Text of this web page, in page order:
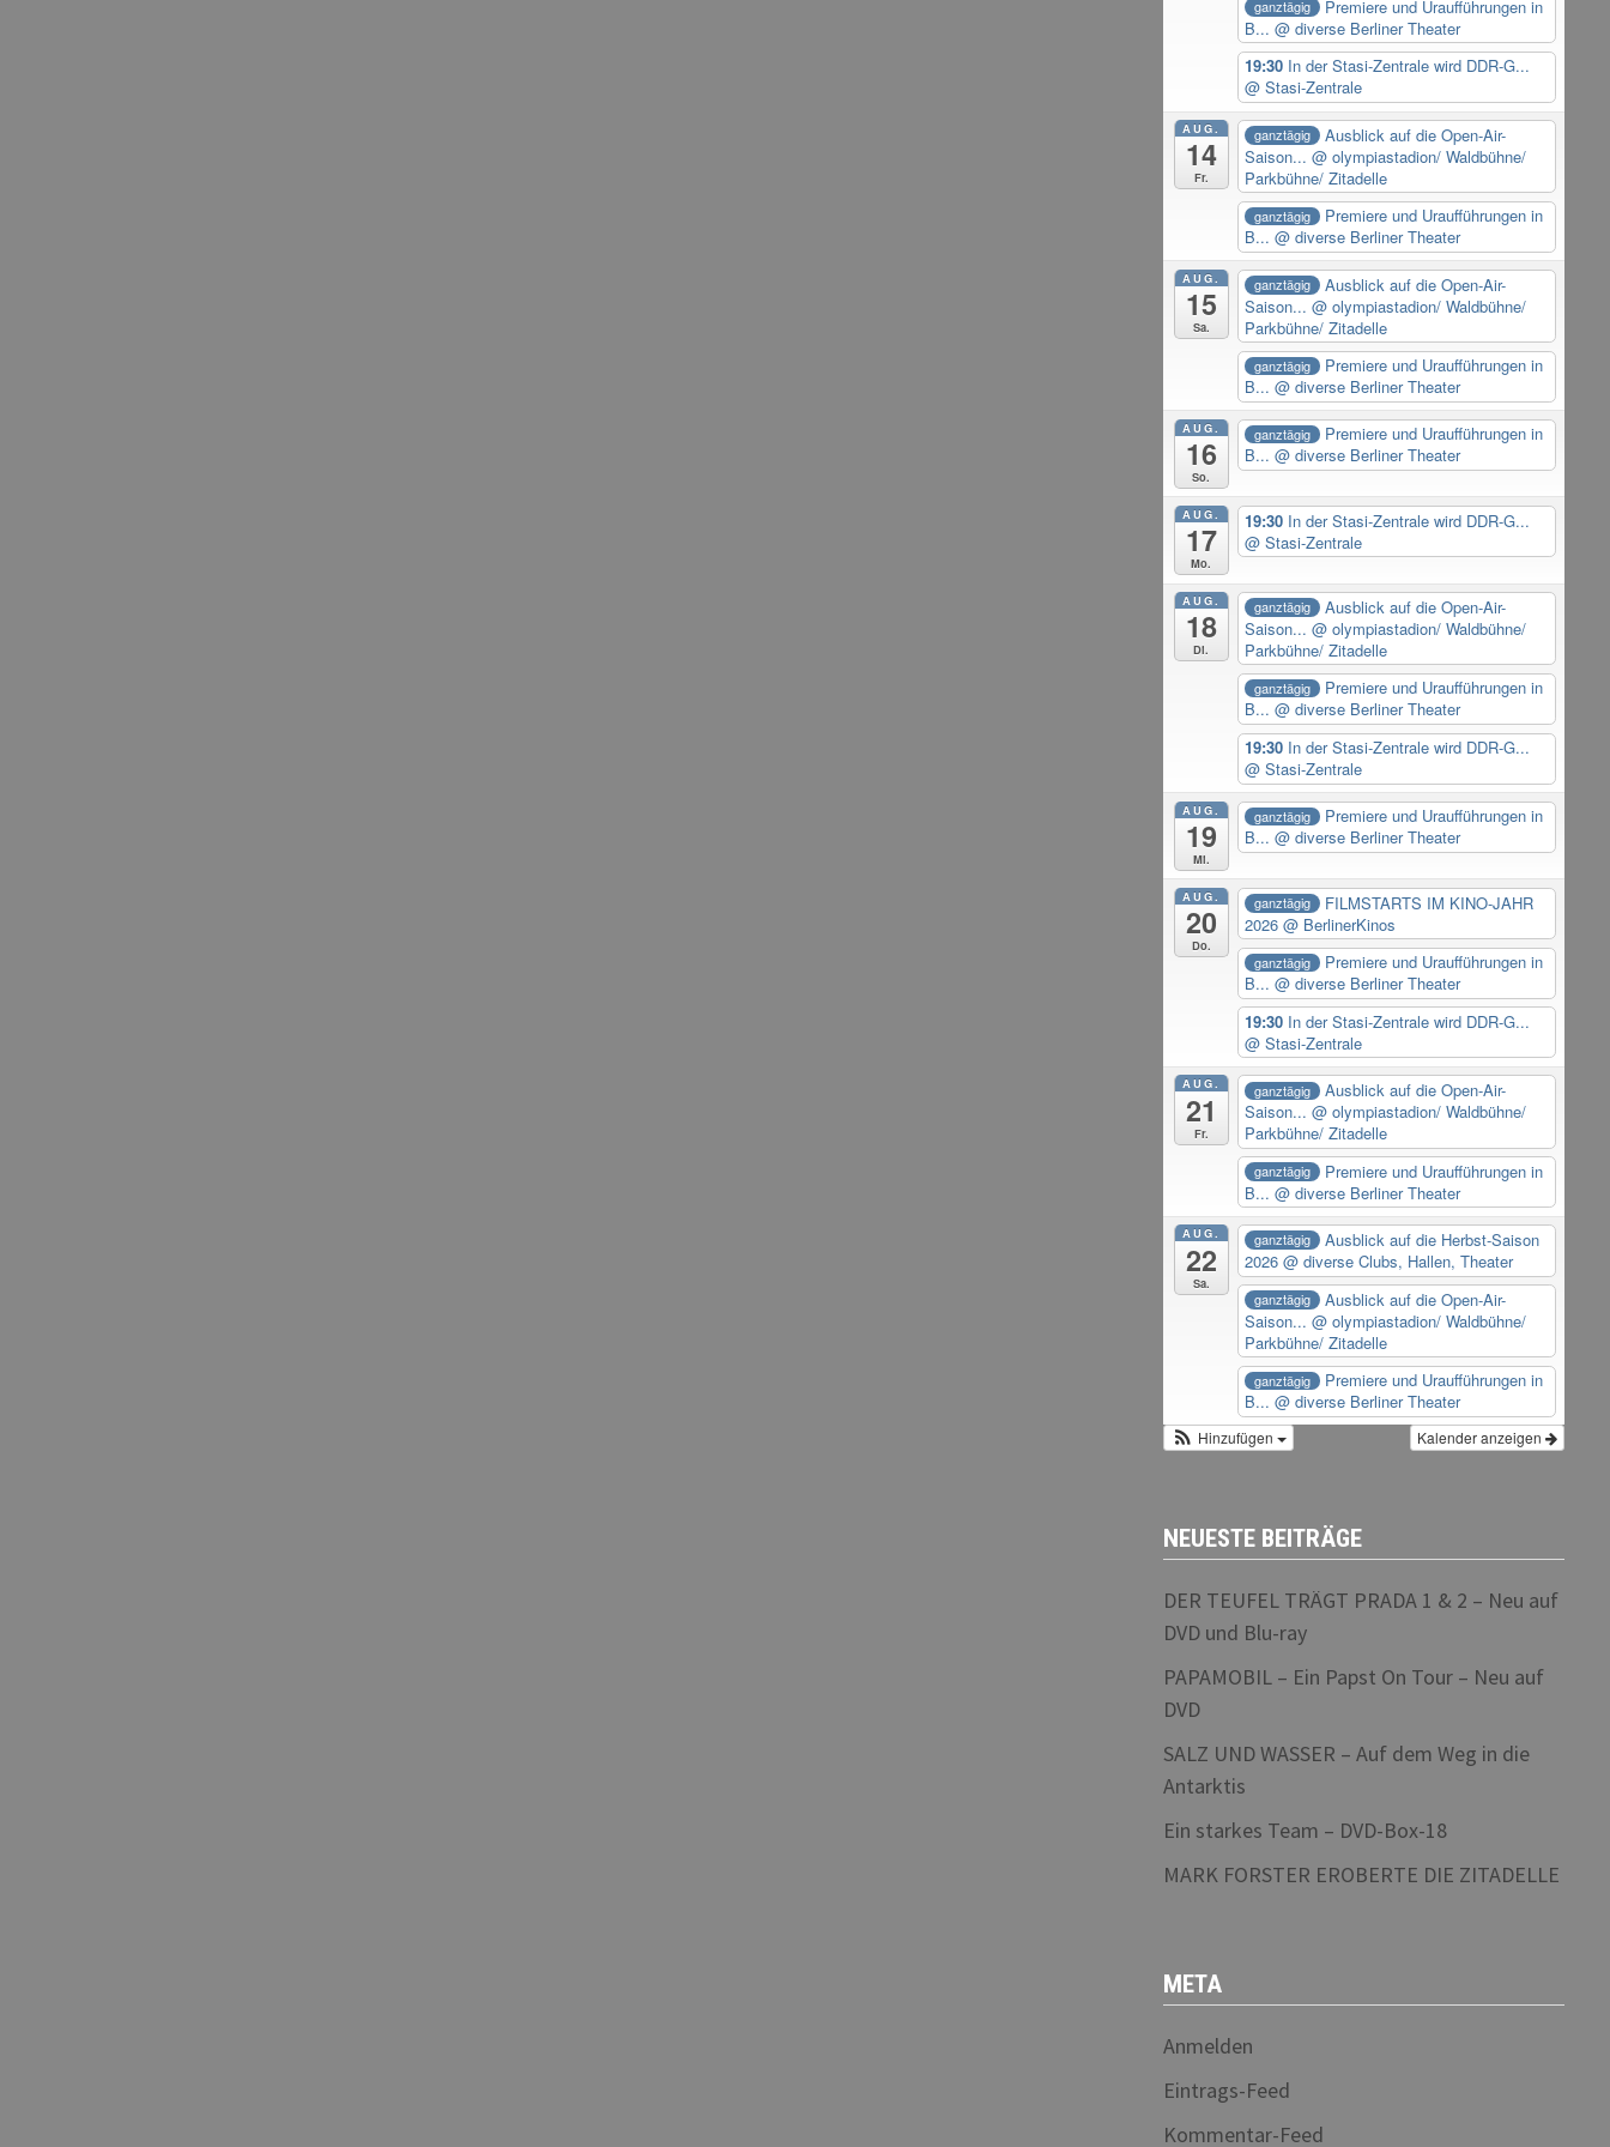
ganztägig
Premiere und Uraufführungen in
B...@ diverse Berliner Theater
19:30 In der Stasi-Zentrale wird DDR-G...
@ Stasi-Zentrale
AUG.
14
Fr.
ganztägig
Ausblick auf die Open-Air-
Saison...@ olympiastadion/ Waldbühne/
Parkbühne/ Zitadelle
ganztägig
Premiere und Uraufführungen in
B...@ diverse Berliner Theater
AUG.
15
Sa.
ganztägig
Ausblick auf die Open-Air-
Saison...@ olympiastadion/ Waldbühne/
Parkbühne/ Zitadelle
ganztägig
Premiere und Uraufführungen in
B...@ diverse Berliner Theater
AUG.
16
So.
ganztägig
Premiere und Uraufführungen in
B...@ diverse Berliner Theater
AUG.
17
Mo.
19:30 In der Stasi-Zentrale wird DDR-G...
@ Stasi-Zentrale
AUG.
18
Di.
ganztägig
Ausblick auf die Open-Air-
Saison...@ olympiastadion/ Waldbühne/
Parkbühne/ Zitadelle
ganztägig
Premiere und Uraufführungen in
B...@ diverse Berliner Theater
19:30 In der Stasi-Zentrale wird DDR-G...
@ Stasi-Zentrale
AUG.
19
Mi.
ganztägig
Premiere und Uraufführungen in
B...@ diverse Berliner Theater
AUG.
20
Do.
ganztägig
FILMSTARTS IM KINO-JAHR
2026@ BerlinerKinos
ganztägig
Premiere und Uraufführungen in
B...@ diverse Berliner Theater
19:30 In der Stasi-Zentrale wird DDR-G...
@ Stasi-Zentrale
AUG.
21
Fr.
ganztägig
Ausblick auf die Open-Air-
Saison...@ olympiastadion/ Waldbühne/
Parkbühne/ Zitadelle
ganztägig
Premiere und Uraufführungen in
B...@ diverse Berliner Theater
AUG.
22
Sa.
ganztägig
Ausblick auf die Herbst-Saison
2026@ diverse Clubs, Hallen, Theater
ganztägig
Ausblick auf die Open-Air-
Saison...@ olympiastadion/ Waldbühne/
Parkbühne/ Zitadelle
ganztägig
Premiere und Uraufführungen in
B...@ diverse Berliner Theater
Kalender anzeigen
Hinzufügen
NEUESTE BEITRÄGE
DER TEUFEL TRÄGT PRADA 1 & 2 – Neu auf
DVD und Blu-ray
PAPAMOBIL – Ein Papst On Tour – Neu auf
DVD
SALZ UND WASSER – Auf dem Weg in die
Antarktis
Ein starkes Team – DVD-Box-18
MARK FORSTER EROBERTE DIE ZITADELLE
META
Anmelden
Eintrags-Feed
Kommentar-Feed